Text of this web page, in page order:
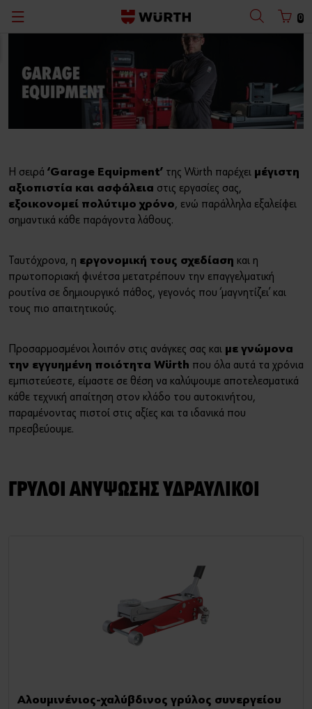
0
Με Όνομα Χρήστη Με Αριθμό Πελάτη
Όνομα Χρήστη
Κωδικός
Θυμήσου τα στοιχεία σύνδεσης
Είσοδος
Ή
Θέλετε να εγγραφείτε στο online shop;
Εγγραφείτε τώρα ακολουθώντας τρία απλά βήματα για να
απολαύσετε πλήρως όλες τις λειτουργίες του eshop!
ΕΓΓΡΑΦΗ ΤΩΡΑ
Κατάλογοι
Οι άνθρωποί μας
Ο Όμιλος Würth
Εταιρική Φιλοσοφία
Εταιρική Κοινωνική Ευθύνη
Τέχνη και Πολιτισμός
Sports Sponsoring
Οικονομικά Στοιχεία
Τα νέα μας
ORSY® - Οργάνωση με Σύστημα
Διαγνωστικά Συστήματα
Εργαλεία Χειρός ZEBRA®
Βιβλιοθήκη Εντύπων
Θέσεις Εργασίας
Καταστήματα
Master Service
Επιστροφή Προϊόντων (RMA)
Ελληνικά
Η σειρά ‘Garage Equipment’ της Würth παρέχει μέγιστη
αξιοπιστία και ασφάλεια στις εργασίες σας,
εξοικονομεί πολύτιμο χρόνο, ενώ παράλληλα εξαλείφει
σημαντικά κάθε παράγοντα λάθους.
Ταυτόχρονα, η εργονομική τους σχεδίαση και η
πρωτοποριακή φινέτσα μετατρέπουν την επαγγελματική
ρουτίνα σε δημιουργικό πάθος, γεγονός που ‘μαγνητίζει’ και
τους πιο απαιτητικούς.
Προσαρμοσμένοι λοιπόν στις ανάγκες σας και με γνώμονα
την εγγυημένη ποιότητα Würth που όλα αυτά τα χρόνια
εμπιστεύεστε, είμαστε σε θέση να καλύψουμε αποτελεσματικά
κάθε τεχνική απαίτηση στον κλάδο του αυτοκινήτου,
παραμένοντας πιστοί στις αξίες και τα ιδανικά που
πρεσβεύουμε.
ΓΡΥΛΟΙ ΑΝΥΨΩΣΗΣ ΥΔΡΑΥΛΙΚΟΙ
Αλουμινένιος-χαλύβδινος γρύλος συνεργείου